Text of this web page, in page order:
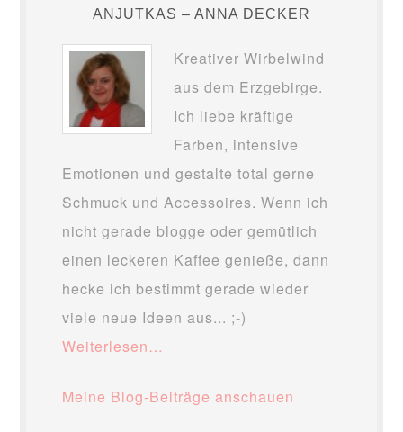
ANJUTKAS – ANNA DECKER
Kreativer Wirbelwind
aus dem Erzgebirge.
Ich liebe kräftige
Farben, intensive
Emotionen und gestalte total gerne
Schmuck und Accessoires. Wenn ich
nicht gerade blogge oder gemütlich
einen leckeren Kaffee genieße, dann
hecke ich bestimmt gerade wieder
viele neue Ideen aus... ;-)
Weiterlesen…
Meine Blog-Beiträge anschauen